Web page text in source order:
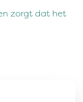
zorgt dat het